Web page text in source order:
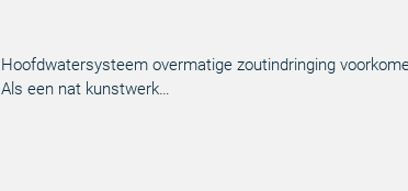
overmatige zoutindringing
een nat kunstwerk…